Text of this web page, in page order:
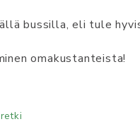
bussilla, eli tule
omakustanteista!
retki